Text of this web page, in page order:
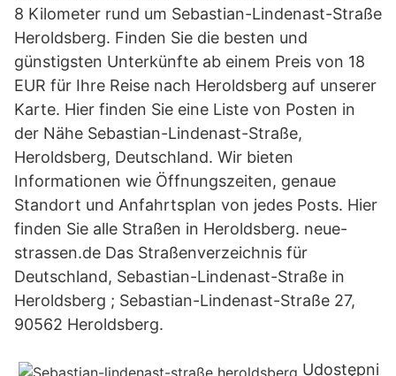
8 Kilometer rund um Sebastian-Lindenast-Straße
Heroldsberg. Finden Sie die besten und
günstigsten Unterkünfte ab einem Preis von 18
EUR für Ihre Reise nach Heroldsberg auf unserer
Karte. Hier finden Sie eine Liste von Posten in
der Nähe Sebastian-Lindenast-Straße,
Heroldsberg, Deutschland. Wir bieten
Informationen wie Öffnungszeiten, genaue
Standort und Anfahrtsplan von jedes Posts. Hier
finden Sie alle Straßen in Heroldsberg. neue-
strassen.de Das Straßenverzeichnis für
Deutschland, Sebastian-Lindenast-Straße in
Heroldsberg ; Sebastian-Lindenast-Straße 27,
90562 Heroldsberg.
Udostępni